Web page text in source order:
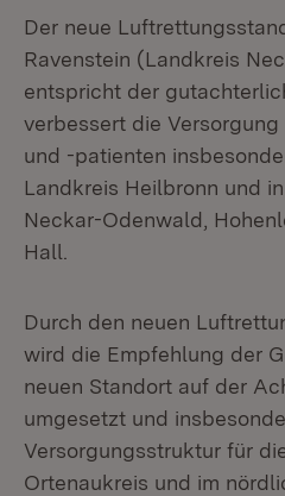
Der neue
Ravenstein (Landkreis
entspricht der
verbessert die
und -patienten
Landkreis Heilbronn und
Neckar-Odenwald,
Hall.
Durch den neuen
wird die Empfehlung der
neuen Standort auf der
umgesetzt und
Versorgungsstruktur für
Ortenaukreis und im